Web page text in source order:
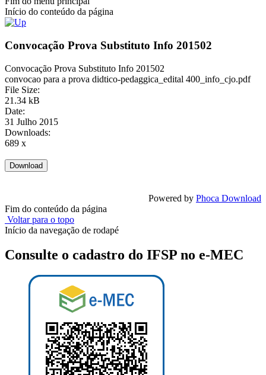
Início do conteúdo da página
Convocação Prova Substituto Info 201502
Convocação Prova Substituto Info 201502
convocao para a prova didtico-pedaggica_edital 400_info_cjo.pdf
File Size:
21.34 kB
Date:
31 Julho 2015
Downloads:
689 x
Powered by Phoca Download
Fim do conteúdo da página
Voltar para o topo
Início da navegação de rodapé
Consulte o cadastro do IFSP no e-MEC